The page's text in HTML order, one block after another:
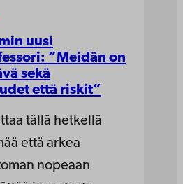
uusi
”Meidän on
sekä
että riskit”
tällä hetkellä
että arkea
nopeaan